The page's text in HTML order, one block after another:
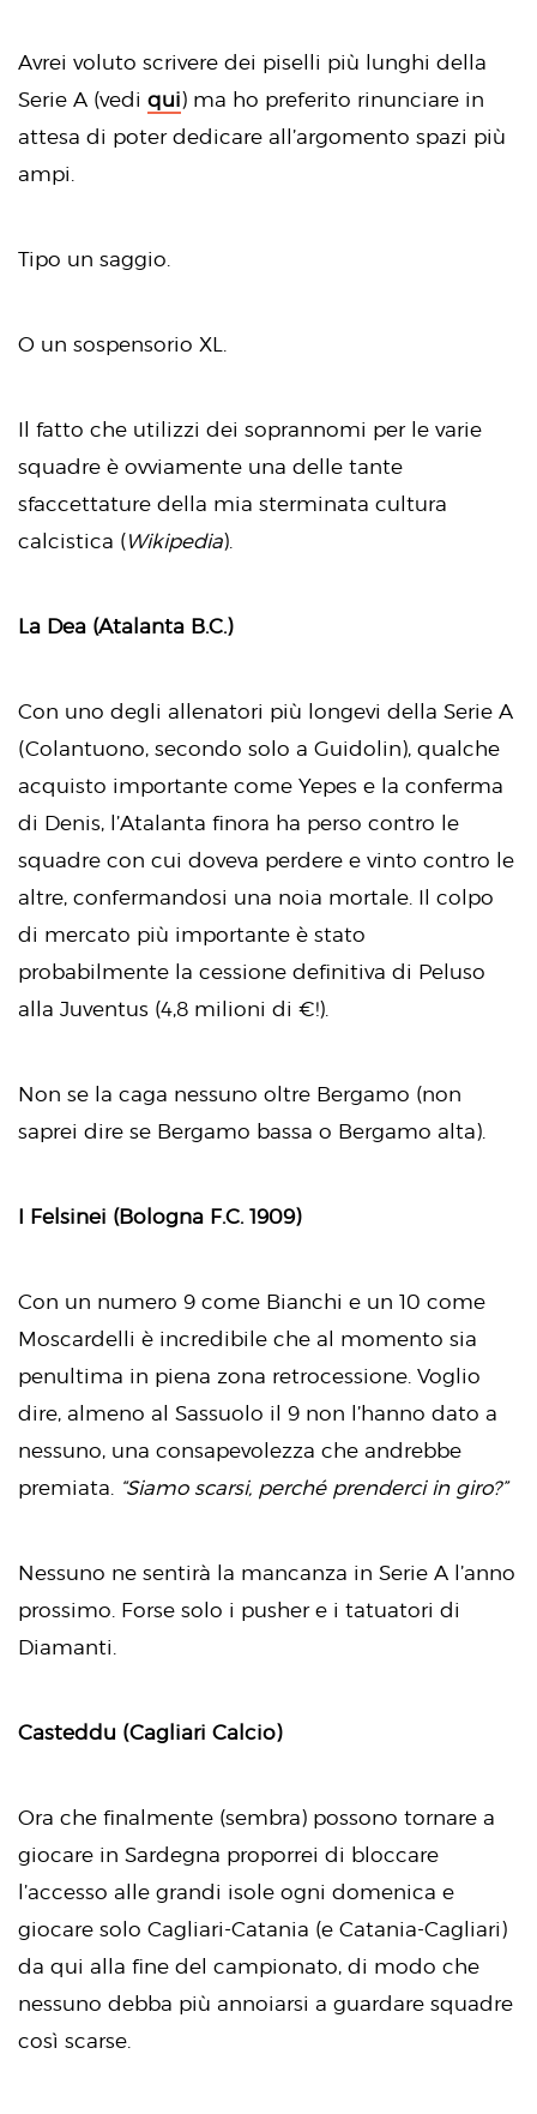
Avrei voluto scrivere dei piselli più lunghi della
Serie A (vedi qui) ma ho preferito rinunciare in
attesa di poter dedicare all’argomento spazi più
ampi.
Tipo un saggio.
O un sospensorio XL.
Il fatto che utilizzi dei soprannomi per le varie
squadre è ovviamente una delle tante
sfaccettature della mia sterminata cultura
calcistica (Wikipedia).
La Dea (Atalanta B.C.)
Con uno degli allenatori più longevi della Serie A
(Colantuono, secondo solo a Guidolin), qualche
acquisto importante come Yepes e la conferma
di Denis, l’Atalanta finora ha perso contro le
squadre con cui doveva perdere e vinto contro le
altre, confermandosi una noia mortale. Il colpo
di mercato più importante è stato
probabilmente la cessione definitiva di Peluso
alla Juventus (4,8 milioni di €!).
Non se la caga nessuno oltre Bergamo (non
saprei dire se Bergamo bassa o Bergamo alta).
I Felsinei (Bologna F.C. 1909)
Con un numero 9 come Bianchi e un 10 come
Moscardelli è incredibile che al momento sia
penultima in piena zona retrocessione. Voglio
dire, almeno al Sassuolo il 9 non l’hanno dato a
nessuno, una consapevolezza che andrebbe
premiata. “Siamo scarsi, perché prenderci in giro?”
Nessuno ne sentirà la mancanza in Serie A l’anno
prossimo. Forse solo i pusher e i tatuatori di
Diamanti.
Casteddu (Cagliari Calcio)
Ora che finalmente (sembra) possono tornare a
giocare in Sardegna proporrei di bloccare
l’accesso alle grandi isole ogni domenica e
giocare solo Cagliari-Catania (e Catania-Cagliari)
da qui alla fine del campionato, di modo che
nessuno debba più annoiarsi a guardare squadre
così scarse.